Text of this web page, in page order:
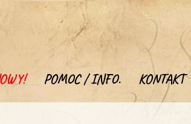
POMOC / INFO. KONTAKT